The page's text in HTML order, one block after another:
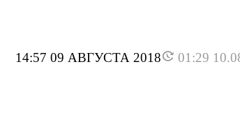
14:57 09 АВГУСТА 2018 01:29